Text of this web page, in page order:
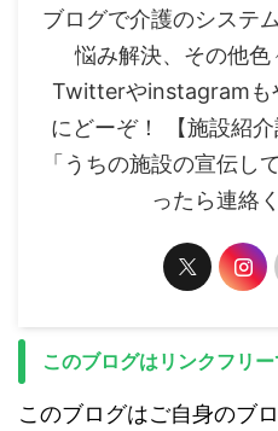
ブログで介護のシステ
悩み解決、その他色
Twitterやinstagramも
にどーぞ！ 【施設紹
「うちの施設の宣伝し
ったら連絡
このブログはリンクフリー
このブログはご自身のブ